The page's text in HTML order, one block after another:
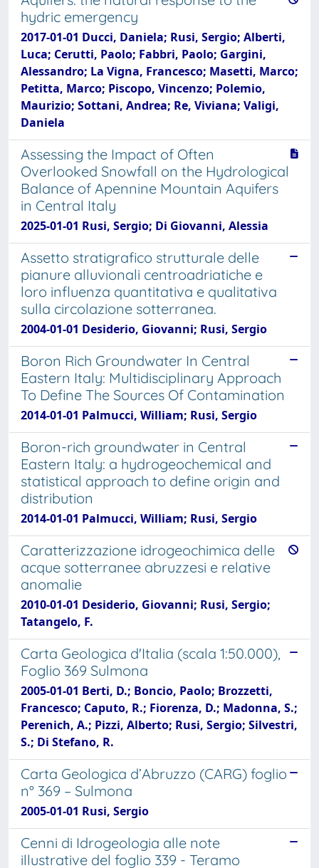
hydric emergency
2017-01-01 Ducci, Daniela; Rusi, Sergio; Alberti,
Luca; Cerutti, Paolo; Fabbri, Paolo; Gargini,
Alessandro; La Vigna, Francesco; Masetti, Marco;
Petitta, Marco; Piscopo, Vincenzo; Polemio,
Maurizio; Sottani, Andrea; Re, Viviana; Valigi,
Daniela
Assessing the Impact of Often
Overlooked Snowfall on the Hydrological
Balance of Apennine Mountain Aquifers
in Central Italy
2025-01-01 Rusi, Sergio; Di Giovanni, Alessia
Assetto stratigrafico strutturale delle
pianure alluvionali centroadriatiche e
loro influenza quantitativa e qualitativa
sulla circolazione sotterranea.
2004-01-01 Desiderio, Giovanni; Rusi, Sergio
Boron Rich Groundwater In Central
Eastern Italy: Multidisciplinary Approach
To Define The Sources Of Contamination
2014-01-01 Palmucci, William; Rusi, Sergio
Boron-rich groundwater in Central
Eastern Italy: a hydrogeochemical and
statistical approach to define origin and
distribution
2014-01-01 Palmucci, William; Rusi, Sergio
Caratterizzazione idrogeochimica delle
acque sotterranee abruzzesi e relative
anomalie
2010-01-01 Desiderio, Giovanni; Rusi, Sergio;
Tatangelo, F.
Carta Geologica d'Italia (scala 1:50.000),
Foglio 369 Sulmona
2005-01-01 Berti, D.; Boncio, Paolo; Brozzetti,
Francesco; Caputo, R.; Fiorenza, D.; Madonna, S.;
Perenich, A.; Pizzi, Alberto; Rusi, Sergio; Silvestri,
S.; Di Stefano, R.
Carta Geologica d’Abruzzo (CARG) foglio
n° 369 – Sulmona
2005-01-01 Rusi, Sergio
Cenni di Idrogeologia alle note
illustrative del foglio 339 - Teramo